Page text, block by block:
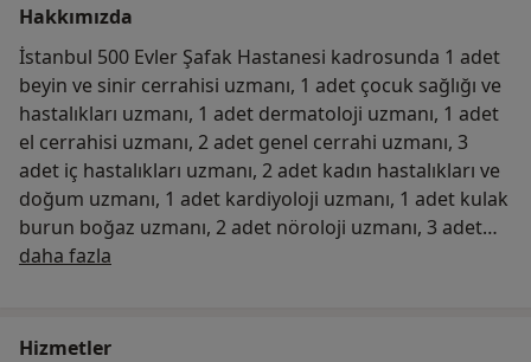
Hakkımızda
İstanbul 500 Evler Şafak Hastanesi kadrosunda 1 adet
beyin ve sinir cerrahisi uzmanı, 1 adet çocuk sağlığı ve
hastalıkları uzmanı, 1 adet dermatoloji uzmanı, 1 adet
el cerrahisi uzmanı, 2 adet genel cerrahi uzmanı, 3
adet iç hastalıkları uzmanı, 2 adet kadın hastalıkları ve
doğum uzmanı, 1 adet kardiyoloji uzmanı, 1 adet kulak
burun boğaz uzmanı, 2 adet nöroloji uzmanı, 3 adet
ortopedi ve travmatoloji uzmanı, bulunmaktadır.
Beşyüzevler Gaziosmanpaşa adresinde bulunmaktadır.
daha fazla
Hizmetler